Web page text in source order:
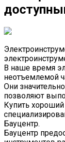
В наше время
неотъемлемой
Они
позволяют
Купить
Бауцентр.
Бауцентр